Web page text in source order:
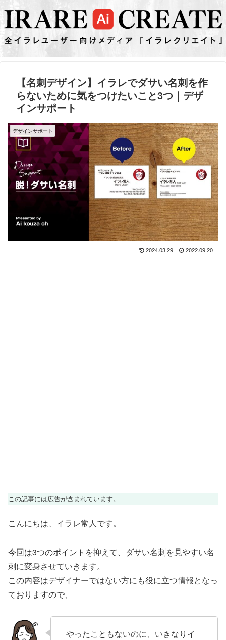
【名刺デザイン】イラレでダサい名刺を作
らないために気をつけたいこと3つ｜デザ
インサポート
デザインサポート
2024.03.29 2022.09.20
この記事には広告が含まれています。
こんにちは、イラレ常人です。
今回は3つのポイントを抑えて、ダサい名刺を見やすい名
刺に変身させていきます。
この内容はデザイナーではない方にも役に立つ情報となっ
ておりますので、
やったこともないのに、いきなりイ